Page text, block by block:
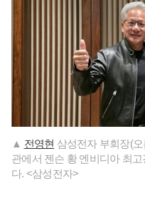
▲ 전영현 삼성전자 부회장(
관에서 젠슨 황 엔비디아 최
다. <삼성전자>